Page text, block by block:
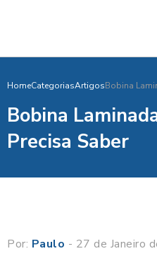
HomeCategoriasArtigosBobina
Bobina
Precisa Saber
Por: Paulo - 27 de Janeiro